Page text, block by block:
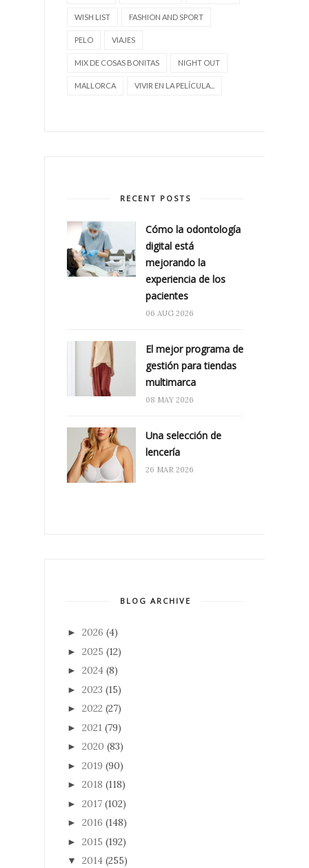
WISH LIST FASHION AND SPORT
PELO VIAJES
MIX DE COSAS BONITAS NIGHT OUT
MALLORCA VIVIR EN LA PELÍCULA...
RECENT POSTS
Cómo la odontología
digital está
mejorando la
experiencia de los
pacientes
06 AUG 2026
El mejor programa de
gestión para tiendas
multimarca
08 MAY 2026
Una selección de
lencería
26 MAR 2026
BLOG ARCHIVE
► 2026 (4)
► 2025 (12)
► 2024 (8)
► 2023 (15)
► 2022 (27)
► 2021 (79)
► 2020 (83)
► 2019 (90)
► 2018 (118)
► 2017 (102)
► 2016 (148)
► 2015 (192)
▼ 2014 (255)